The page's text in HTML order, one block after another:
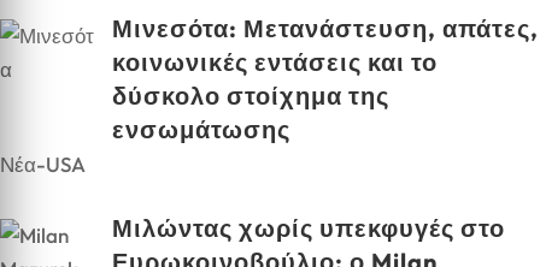
Μινεσότα: Μετανάστευση, απάτες,
κοινωνικές εντάσεις και το
δύσκολο στοίχημα της
ενσωμάτωσης
Νέα-USA
Μιλώντας χωρίς υπεκφυγές στο